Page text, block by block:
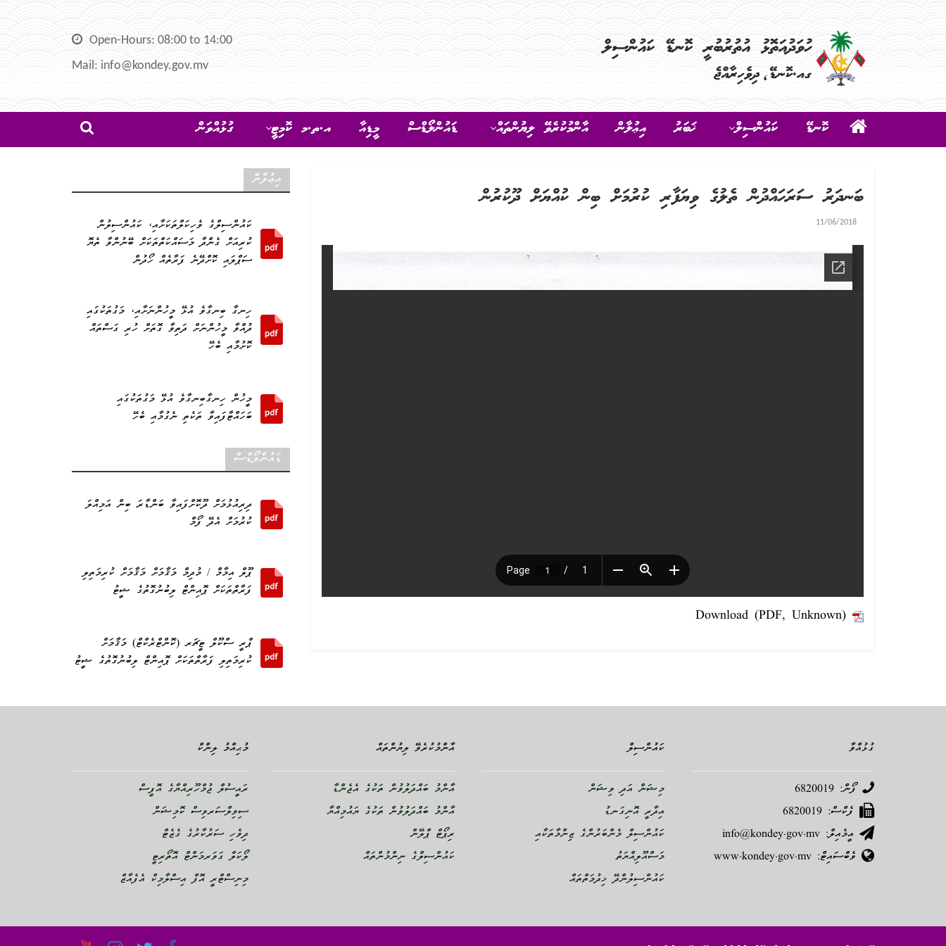
Open-Hours: 08:00 to 14:00
Mail: info@kondey.gov.mv
ކޮނޑޭ ކައުންސިލް ޚަބަރު އިޢުލާން އާންމުކުރެވޭ ލިޔުންތައް ޑައުންލޯޑްސް މީޑިއާ އ.ތ.މ ކޮމިޓީ ގުޅުއްވަން
ބަނދަރު ސަރަހައްދުން ތެލުގެ ވިޔަފާރި ކުރުމަށް ބިން ކުއްޔަށް ދޫކުރުން
11/06/2018
Download (PDF, Unknown)
އިޢުލާން
ކައުންސިލްގެ ވެހިކަލްތަކަށާއި، ކައުންސިލުން
ކުރިއަށް ގެންދާ މަސައްކަތްތަކަށް ބޭނުންވާ ތެޔޮ
ސަޕްލައި ކޮށްދޭނެ ފަރާތެއް ހޯދުން
ހިނގާ ބިނގާވެ އުޅޭ މީހުންނަށާއި، މަގުތަކުގައި
ދުއްވާ މީހުންނަށް ދަތިވާ ގޮތަށް ހުރި ގަސްތައް
ކޮށުމާއި ބެހޭ
މީހުން ހިނގާބިނގާވެ އުޅޭ މަގުތަކުގައި
ބަހައްޓާފައިވާ ތަކެތި ނެގުމާއި ބެހޭ
ޑައުންލޯޑްސް
ދިރިއުޅުމަށް ދޫކޮށްފައިވާ ބަންޑާރަ ބިން އަމިއްލަ
ކުރުމަށް އެދޭ ފޯމް
ޕޫލް އިމާމް / މުދިމް މަޤާމަށް މަޤާމަށް ކުރިމަތިލި
ފަރާތްތަކަށް ޕޮއިންޓް ލިބުނުގޮތުގެ ޝީޓު
ޕްރީ ސްކޫލް ޓީޗަރ (ކޮންޓްރެކްޓް) މަޤާމަށް
ކުރިމަތިލި ފަރާތްތަކަށް ޕޮއިންޓް ލިބުނުގޮތުގެ ޝީޓު
މުޙިއްމު ލިންކް
ރައީސުލް ޖުމްހޫރިއްޔާގެ އޮފީސް
ސިވިލްސަރވިސް ކޮމިޝަން
ދިވެހި ސަރުކާރުގެ ގެޒެޓް
ލޯކަލް ގަވަރމަންޓް އޮތޯރިޓީ
މިނިސްޓްރީ އޮފް އިސްލާމިކް އެފެއާޒް
އާންމުކުރެވޭ ލިޔުންތައް
އާންމު ބައްދަލުވުން ތަކުގެ އެޖެންޑާ
އާންމު ބައްދަލުވުން ތަކުގެ ޔައުމިއްޔާ
ރިޕޯޓް ޕްލޭން
ކައުންސިލްގެ ނިންމުންތައް
ކައުންސިލް
މިޝަން އަދި ވިޝަން
އިދާރީ އޮނިގަނޑު
ކައުންސިލް މެންބަރުންގެ ޒިންމާތަކާއި
މަސްއޫލިއްޔަތު
ކައުންސިލުންދޭ ޚިދުމަތްތައް
ގުޅުއްވާ
ފޯން: 6820019
ފެކްސް: 6820019
އީމެއިލް: info@kondey.gov.mv
ވެބްސައިޓް: www.kondey.gov.mv